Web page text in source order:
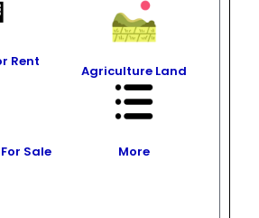
Rent
Agriculture Land
Sale More